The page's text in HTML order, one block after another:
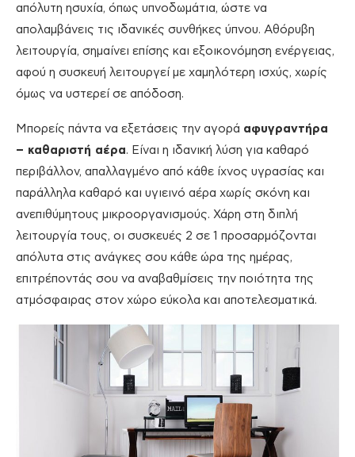
απόλυτη ησυχία, όπως υπνοδωμάτια, ώστε να
απολαμβάνεις τις ιδανικές συνθήκες ύπνου. Αθόρυβη
λειτουργία, σημαίνει επίσης και εξοικονόμηση ενέργειας,
αφού η συσκευή λειτουργεί με χαμηλότερη ισχύς, χωρίς
όμως να υστερεί σε απόδοση.
Μπορείς πάντα να εξετάσεις την αγορά αφυγραντήρα
– καθαριστή αέρα. Είναι η ιδανική λύση για καθαρό
περιβάλλον, απαλλαγμένο από κάθε ίχνος υγρασίας και
παράλληλα καθαρό και υγιεινό αέρα χωρίς σκόνη και
ανεπιθύμητους μικροοργανισμούς. Χάρη στη διπλή
λειτουργία τους, οι συσκευές 2 σε 1 προσαρμόζονται
απόλυτα στις ανάγκες σου κάθε ώρα της ημέρας,
επιτρέποντάς σου να αναβαθμίσεις την ποιότητα της
ατμόσφαιρας στον χώρο εύκολα και αποτελεσματικά.